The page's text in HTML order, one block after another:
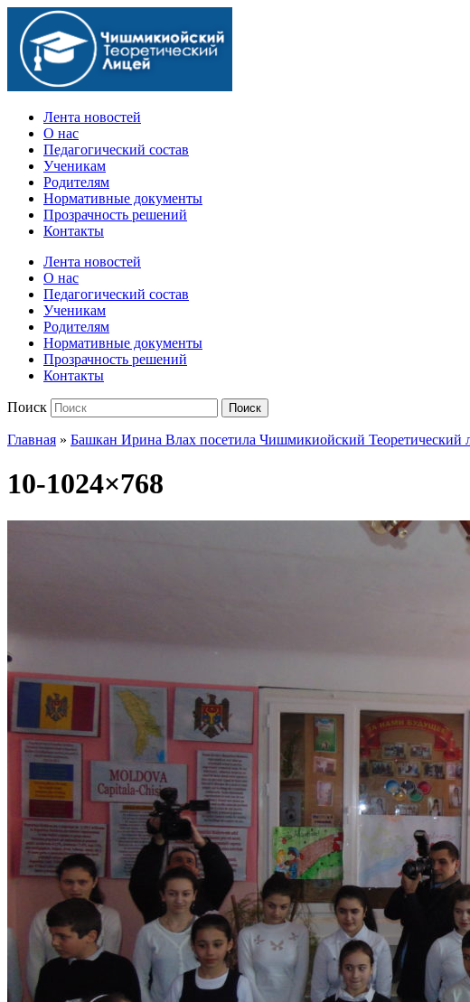
Официальный сайт учебного заведения
Лента новостей
О нас
Педагогический состав
Ученикам
Родителям
Нормативные документы
Прозрачность решений
Контакты
Лента новостей
О нас
Педагогический состав
Ученикам
Родителям
Нормативные документы
Прозрачность решений
Контакты
Поиск Поиск
Главная » Башкан Ирина Влах посетила Чишмикиойский Теоретический
10-1024×768